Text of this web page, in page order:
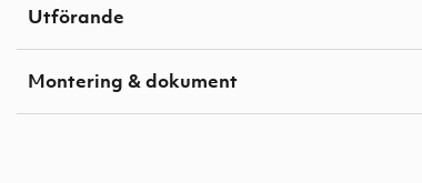
Utförande
Montering & dokument